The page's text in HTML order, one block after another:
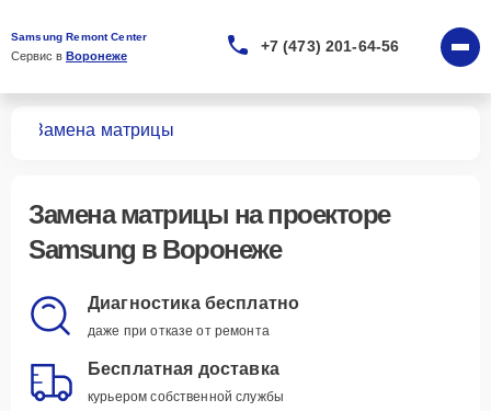
Samsung Remont Center
Сервис в Воронеже
+7 (473) 201-64-56
Замена матрицы
Замена матрицы на проекторе
Samsung в Воронеже
Диагностика бесплатно
даже при отказе от ремонта
Бесплатная доставка
курьером собственной службы